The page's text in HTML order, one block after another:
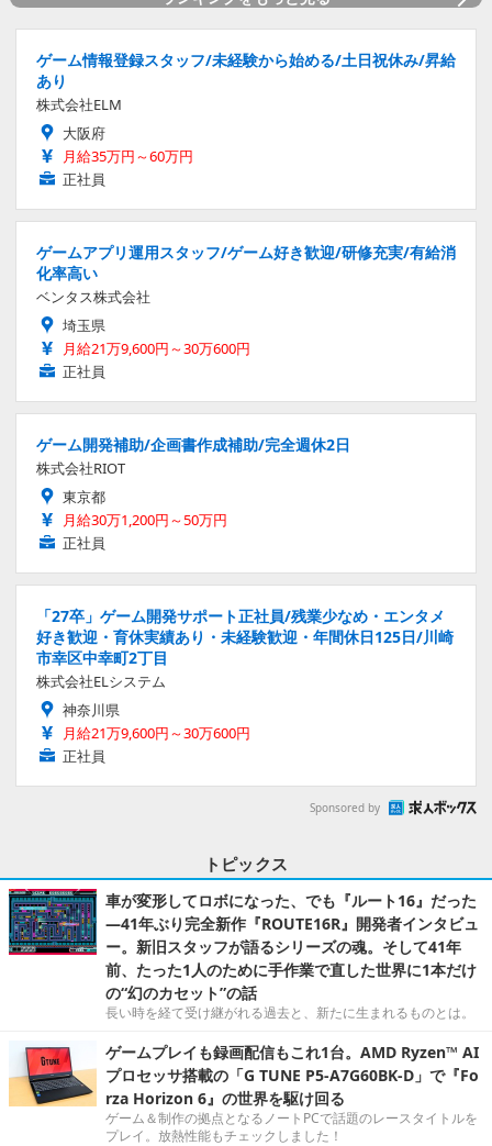
ゲーム情報登録スタッフ/未経験から始める/土日祝休み/昇給
あり
株式会社ELM
大阪府
月給35万円～60万円
正社員
ゲームアプリ運用スタッフ/ゲーム好き歓迎/研修充実/有給消
化率高い
ベンタス株式会社
埼玉県
月給21万9,600円～30万600円
正社員
ゲーム開発補助/企画書作成補助/完全週休2日
株式会社RIOT
東京都
月給30万1,200円～50万円
正社員
「27卒」ゲーム開発サポート正社員/残業少なめ・エンタメ
好き歓迎・育休実績あり・未経験歓迎・年間休日125日/川崎
市幸区中幸町2丁目
株式会社ELシステム
神奈川県
月給21万9,600円～30万600円
正社員
Sponsored by
トピックス
車が変形してロボになった、でも『ルート16』だった
―41年ぶり完全新作『ROUTE16R』開発者インタビュ
ー。新旧スタッフが語るシリーズの魂。そして41年
前、たった1人のために手作業で直した世界に1本だけ
の“幻のカセット”の話
長い時を経て受け継がれる過去と、新たに生まれるものとは。
ゲームプレイも録画配信もこれ1台。AMD Ryzen™ AI
プロセッサ搭載の「G TUNE P5-A7G60BK-D」で『Fo
rza Horizon 6』の世界を駆け回る
ゲーム＆制作の拠点となるノートPCで話題のレースタイトルを
プレイ。放熱性能もチェックしました！